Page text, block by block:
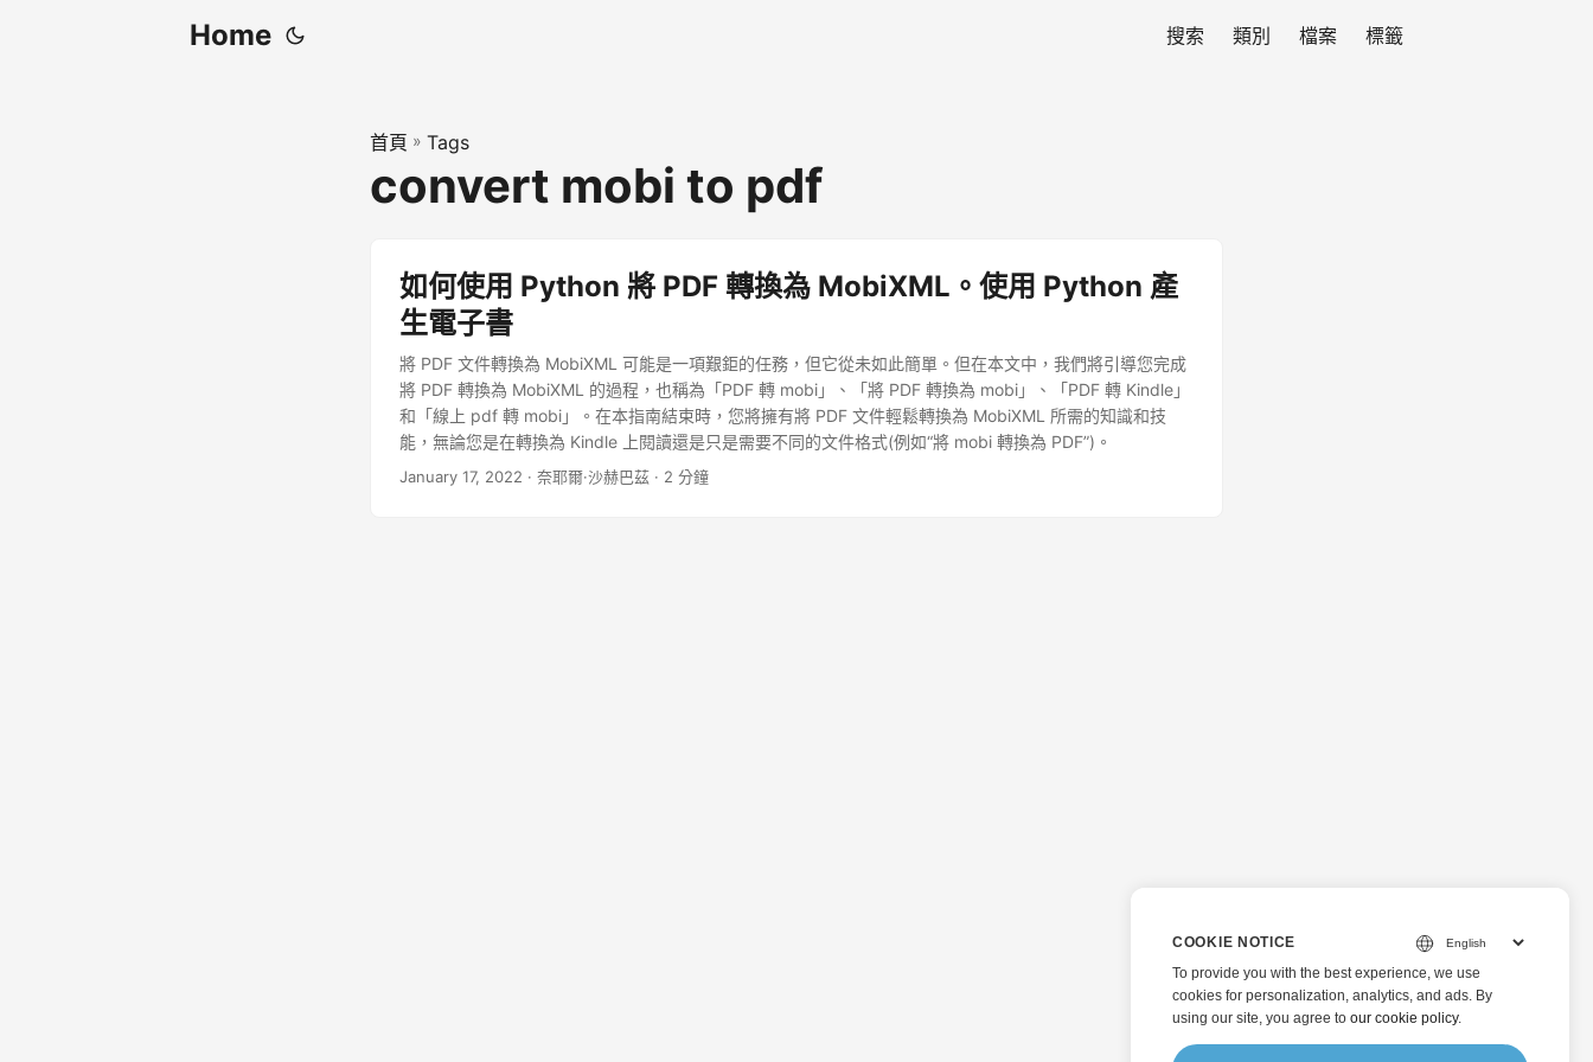
Home 搜索 類別 檔案 標籤
首頁 » Tags
convert mobi to pdf
如何使用 Python 將 PDF 轉換為 MobiXML。使用 Python 產
生電子書
將 PDF 文件轉換為 MobiXML 可能是一項艱鉅的任務，但它從未如此簡單。但在本文中，我們將引導您完成
將 PDF 轉換為 MobiXML 的過程，也稱為「PDF 轉 mobi」、「將 PDF 轉換為 mobi」、「PDF 轉 Kindle」
和「線上 pdf 轉 mobi」。在本指南結束時，您將擁有將 PDF 文件輕鬆轉換為 MobiXML 所需的知識和技
能，無論您是在轉換為 Kindle 上閱讀還是只是需要不同的文件格式(例如“將 mobi 轉換為 PDF”)。
January 17, 2022 · 奈耶爾·沙赫巴茲 · 2 分鐘
COOKIE NOTICE
To provide you with the best experience, we use
cookies for personalization, analytics, and ads. By
using our site, you agree to our cookie policy.